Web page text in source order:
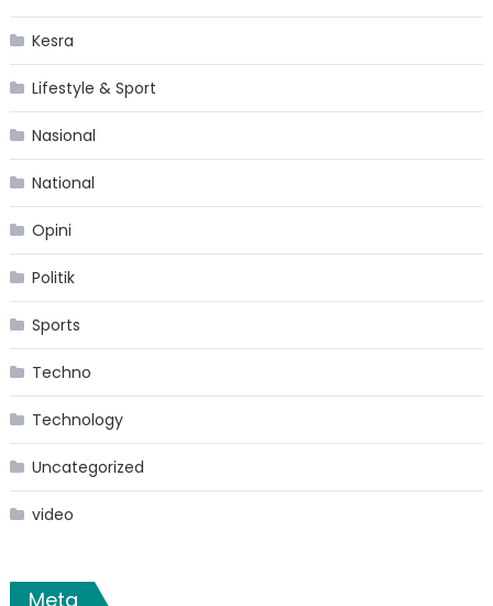
Kesra
Lifestyle & Sport
Nasional
National
Opini
Politik
Sports
Techno
Technology
Uncategorized
video
Meta